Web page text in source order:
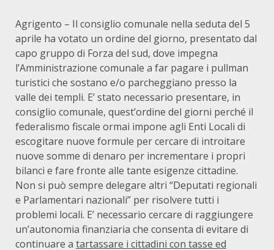
Agrigento – Il consiglio comunale nella seduta del 5
aprile ha votato un ordine del giorno, presentato dal
capo gruppo di Forza del sud, dove impegna
l’Amministrazione comunale a far pagare i pullman
turistici che sostano e/o parcheggiano presso la
valle dei templi. E’ stato necessario presentare, in
consiglio comunale, quest’ordine del giorni perché il
federalismo fiscale ormai impone agli Enti Locali di
escogitare nuove formule per cercare di introitare
nuove somme di denaro per incrementare i propri
bilanci e fare fronte alle tante esigenze cittadine.
Non si può sempre delegare altri “Deputati regionali
e Parlamentari nazionali” per risolvere tutti i
problemi locali. E’ necessario cercare di raggiungere
un’autonomia finanziaria che consenta di evitare di
continuare a tartassare i cittadini con tasse ed